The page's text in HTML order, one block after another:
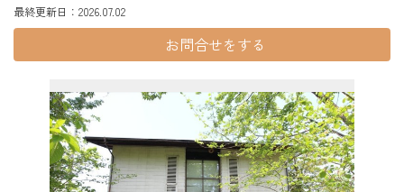
最終更新日：2026.07.02
お問合せをする